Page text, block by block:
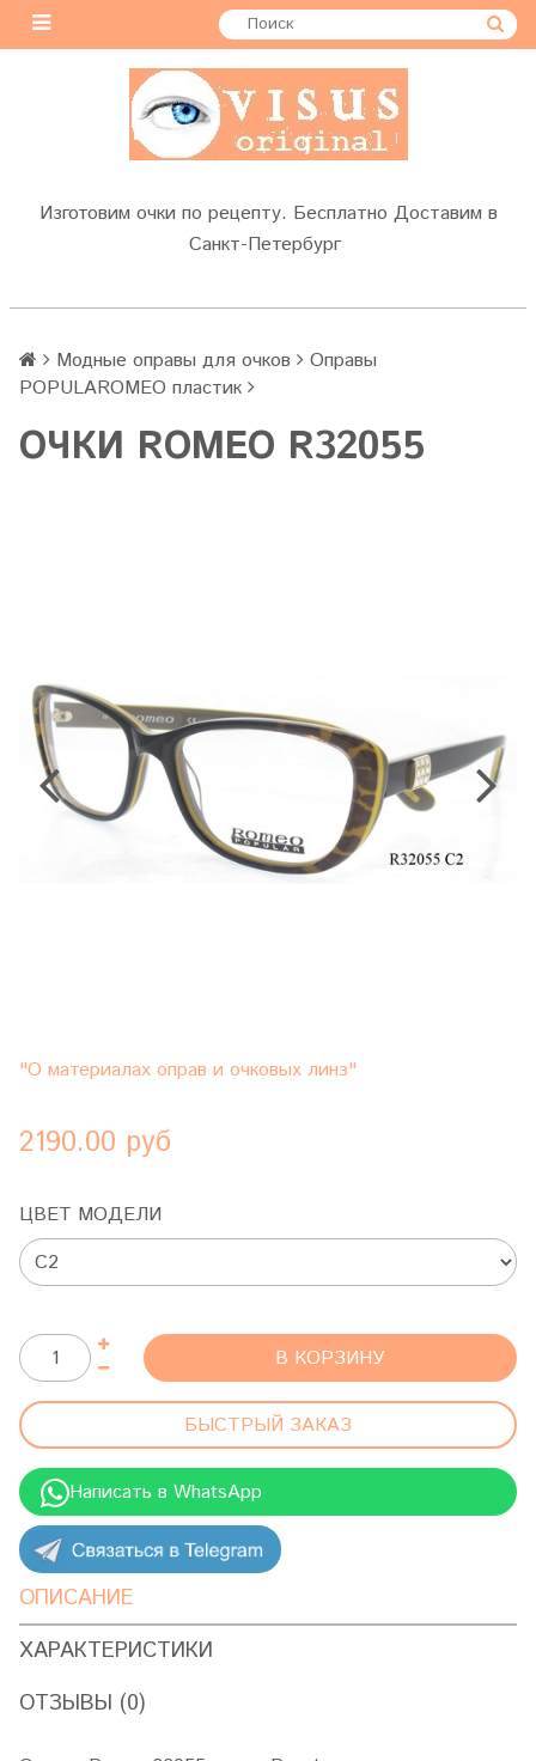
Изготовим очки по рецепту. Бесплатно Доставим в
Санкт-Петербург
Модные оправы для очков
Оправы
POPULAROMEO пластик
ОЧКИ ROMEO R32055
"О материалах оправ и очковых линз"
2190.00 руб
ЦВЕТ МОДЕЛИ
В КОРЗИНУ
БЫСТРЫЙ ЗАКАЗ
Написать в WhatsApp
ОПИСАНИЕ
ХАРАКТЕРИСТИКИ
ОТЗЫВЫ (0)